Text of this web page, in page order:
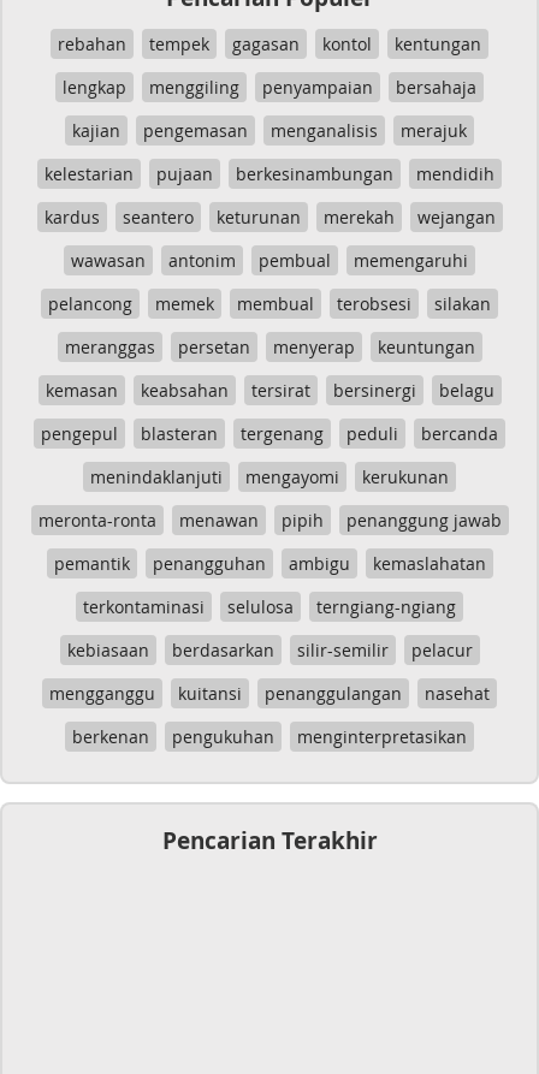
rebahan tempek gagasan kontol
kentungan
lengkap
menggiling penyampaian
bersahaja
kajian
pengemasan menganalisis
merajuk
kelestarian
pujaan berkesinambungan
mendidih
kardus
seantero keturunan merekah
wejangan
wawasan
antonim pembual
memengaruhi
pelancong
memek membual terobsesi
silakan
meranggas
persetan menyerap
keuntungan
kemasan
keabsahan tersirat bersinergi
belagu
pengepul
blasteran tergenang peduli
bercanda
menindaklanjuti
mengayomi
kerukunan
meronta-ronta
menawan pipih
penanggung jawab
pemantik
penangguhan ambigu
kemaslahatan
terkontaminasi
selulosa
terngiang-ngiang
kebiasaan
berdasarkan silir-semilir
pelacur
mengganggu
kuitansi penanggulangan
nasehat
berkenan
pengukuhan menginterpretasikan
Pencarian Terakhir